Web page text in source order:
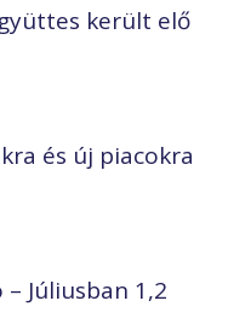
került elő
és új piacokra
Júliusban 1,2